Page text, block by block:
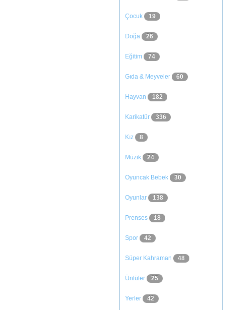
Çocuk 19
Doğa 26
Eğitim 74
Gıda & Meyveler 60
Hayvan 182
Karikatür 336
Kız 8
Müzik 24
Oyuncak Bebek 30
Oyunlar 138
Prenses 18
Spor 42
Süper Kahraman 48
Ünlüler 25
Yerler 42